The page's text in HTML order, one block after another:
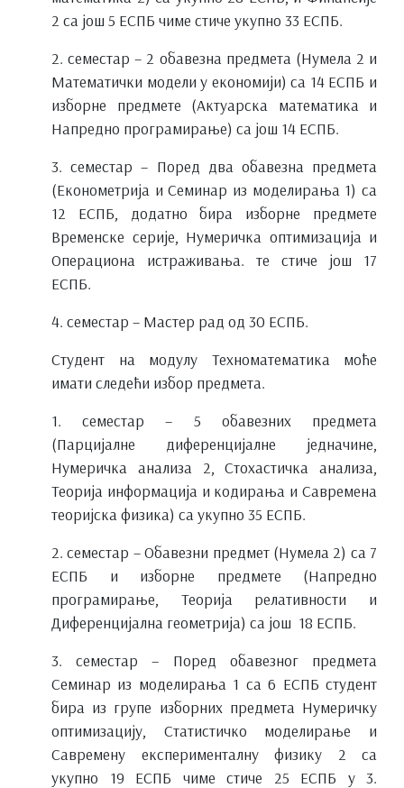
2 са још 5 ЕСПБ чиме стиче укупно 33 ЕСПБ.
2. семестар – 2 обавезна предмета (Нумела 2 и
Математички модели у економији) са 14 ЕСПБ и
изборне предмете (Актуарска математика и
Напредно програмирање) са још 14 ЕСПБ.
3. семестар – Поред два обавезна предмета
(Економетрија и Семинар из моделирања 1) са
12 ЕСПБ, додатно бира изборне предмете
Временске серије, Нумеричка оптимизација и
Операциона истраживања. те стиче још 17
ЕСПБ.
4. семестар – Мастер рад од 30 ЕСПБ.
Студент на модулу Техноматематика моће
имати следећи избор предмета.
1. семестар – 5 обавезних предмета
(Парцијалне диференцијалне једначине,
Нумеричка анализа 2, Стохастичка анализа,
Теорија информација и кодирања и Савремена
теоријска физика) са укупно 35 ЕСПБ.
2. семестар – Обавезни предмет (Нумела 2) са 7
ЕСПБ и изборне предмете (Напредно
програмирање, Теорија релативности и
Диференцијална геометрија) са још 18 ЕСПБ.
3. семестар – Поред обавезног предмета
Семинар из моделирања 1 са 6 ЕСПБ студент
бира из групе изборних предмета Нумеричку
оптимизацију, Статистичко моделирање и
Савремену експерименталну физику 2 са
укупно 19 ЕСПБ чиме стиче 25 ЕСПБ у 3.